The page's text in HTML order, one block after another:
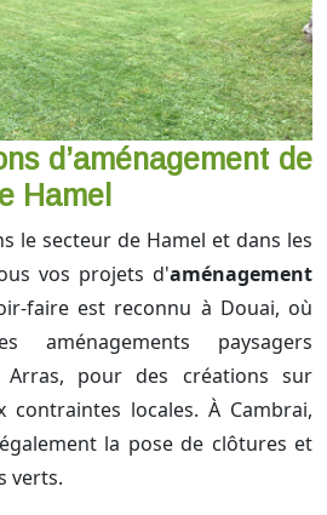
d’aménagement de
Hamel
le secteur de Hamel et dans les
vos projets d'aménagement
faire est reconnu à Douai, où
aménagements paysagers
Arras, pour des créations sur
contraintes locales. À Cambrai,
la pose de clôtures et
verts.